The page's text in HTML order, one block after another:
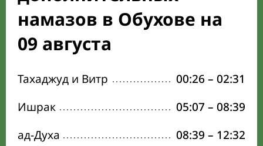
намазов в Обухове на
09 августа
Тахаджуд и Витр 00:26 – 02:31
Ишрак
05:07 – 08:39
ад-Духа
08:39 – 12:32